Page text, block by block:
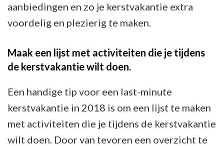
aanbiedingen en zo je kerstvakantie extra
voordelig en plezierig te maken.
Maak een lijst met activiteiten die je tijdens
de kerstvakantie wilt doen.
Een handige tip voor een last-minute
kerstvakantie in 2018 is om een lijst te maken
met activiteiten die je tijdens de kerstvakantie
wilt doen. Door van tevoren een overzicht te